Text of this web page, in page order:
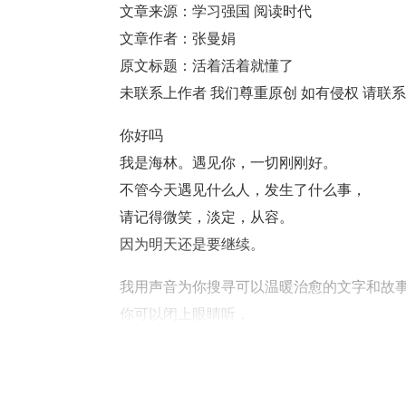
文章来源：学习强国 阅读时代
文章作者：张曼娟
原文标题：活着活着就懂了
未联系上作者 我们尊重原创 如有侵权 请联
你好吗
我是海林。遇见你，一切刚刚好。
不管今天遇见什么人，发生了什么事，
请记得微笑，淡定，从容。
因为明天还是要继续。
我用声音为你搜寻可以温暖治愈的文字和故
你可以闭上眼睛听，